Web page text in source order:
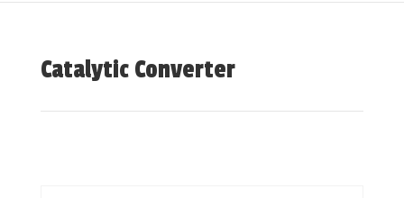
Catalytic Converter